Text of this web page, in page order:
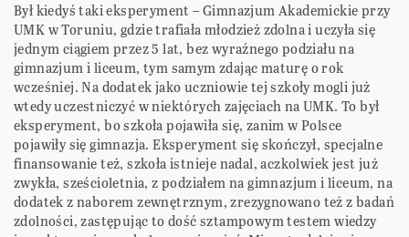
Był kiedyś taki eksperyment – Gimnazjum Akademickie przy
UMK w Toruniu, gdzie trafiała młodzież zdolna i uczyła się
jednym ciągiem przez 5 lat, bez wyraźnego podziału na
gimnazjum i liceum, tym samym zdając maturę o rok
wcześniej. Na dodatek jako uczniowie tej szkoły mogli już
wtedy uczestniczyć w niektórych zajęciach na UMK. To był
eksperyment, bo szkoła pojawiła się, zanim w Polsce
pojawiły się gimnazja. Eksperyment się skończył, specjalne
finansowanie też, szkoła istnieje nadal, aczkolwiek jest już
zwykła, sześcioletnia, z podziałem na gimnazjum i liceum, na
dodatek z naborem zewnętrznym, zrezygnowano też z badań
zdolności, zastępując to dość sztampowym testem wiedzy